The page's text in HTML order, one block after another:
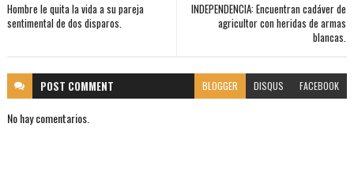
INDEPENDENCIA: Encuentran cadáver de
agricultor con heridas de armas
blancas.
Hombre le quita la vida a su pareja
sentimental de dos disparos.
POST COMMENT BLOGGER DISQUS FACEBOOK
No hay comentarios.